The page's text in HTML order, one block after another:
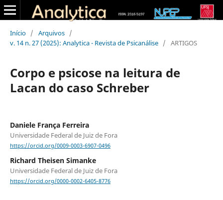
Início / Arquivos /
v. 14 n. 27 (2025): Analytica - Revista de Psicanálise / ARTIGOS
Corpo e psicose na leitura de
Lacan do caso Schreber
Daniele França Ferreira
Universidade Federal de Juiz de Fora
https://orcid.org/0009-0003-6907-0496
Richard Theisen Simanke
Universidade Federal de Juiz de Fora
https://orcid.org/0000-0002-6405-8776